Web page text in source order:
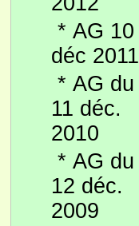
* AG 10
déc 2011
* AG du
11 déc.
2010
* AG du
12 déc.
2009